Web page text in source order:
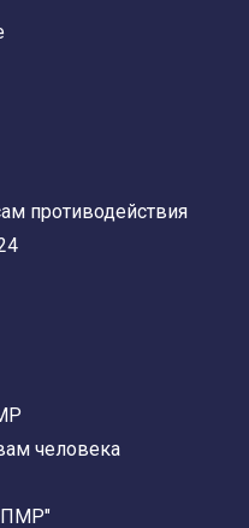
противодействия
человека
ПМР"